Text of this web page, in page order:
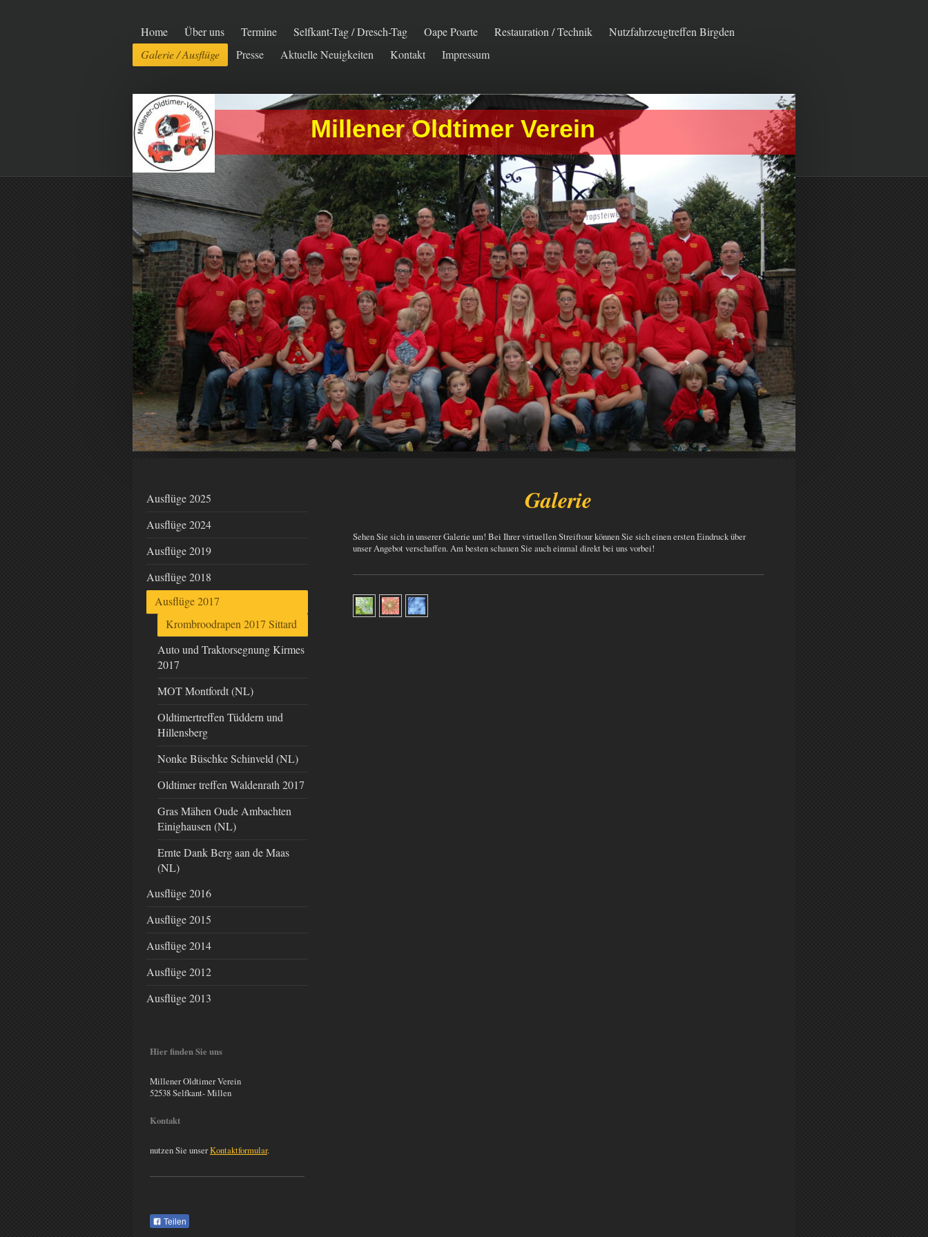
Home Über uns Termine Selfkant-Tag / Dresch-Tag Oape Poarte Restauration / Technik
Nutzfahrzeugtreffen Birgden
Galerie / Ausflüge
Presse Aktuelle Neuigkeiten Kontakt Impressum
Millener Oldtimer Verein
Galerie
Sehen Sie sich in unserer Galerie um! Bei Ihrer virtuellen Streiftour können Sie sich einen ersten Eindruck über
unser Angebot verschaffen. Am besten schauen Sie auch einmal direkt bei uns vorbei!
Ausflüge 2025
Ausflüge 2024
Ausflüge 2019
Ausflüge 2018
Ausflüge 2017
Krombroodrapen 2017 Sittard
Auto und Traktorsegnung Kirmes
2017
MOT Montfordt (NL)
Oldtimertreffen Tüddern und
Hillensberg
Nonke Büschke Schinveld (NL)
Oldtimer treffen Waldenrath 2017
Gras Mähen Oude Ambachten
Einighausen (NL)
Ernte Dank Berg aan de Maas
(NL)
Ausflüge 2016
Ausflüge 2015
Ausflüge 2014
Ausflüge 2012
Ausflüge 2013
Hier finden Sie uns
Millener Oldtimer Verein
52538 Selfkant- Millen
Kontakt
nutzen Sie unserKontaktformular.
Teilen